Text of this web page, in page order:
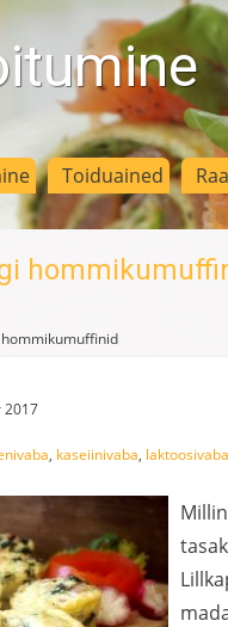
Toiduained
2017
, kaseiinivaba, laktoosivaba